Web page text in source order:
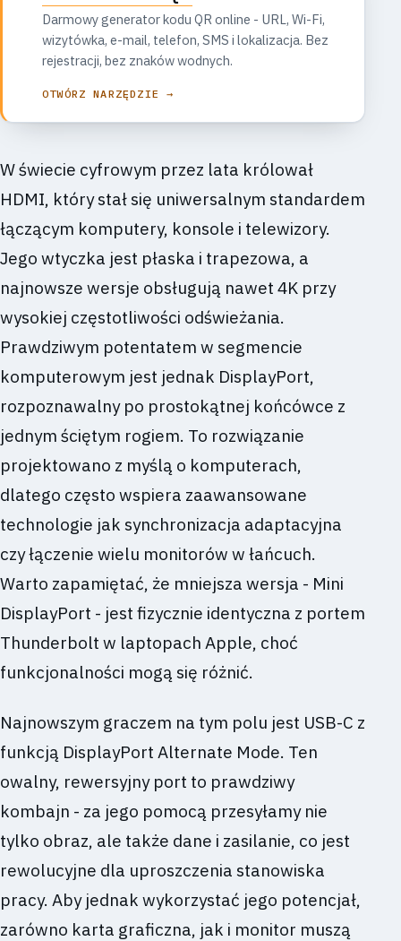
Darmowy generator kodu QR online - URL, Wi-Fi,
wizytówka, e-mail, telefon, SMS i lokalizacja. Bez
rejestracji, bez znaków wodnych.
OTWÓRZ NARZĘDZIE →
W świecie cyfrowym przez lata królował
HDMI, który stał się uniwersalnym standardem
łączącym komputery, konsole i telewizory.
Jego wtyczka jest płaska i trapezowa, a
najnowsze wersje obsługują nawet 4K przy
wysokiej częstotliwości odświeżania.
Prawdziwym potentatem w segmencie
komputerowym jest jednak DisplayPort,
rozpoznawalny po prostokątnej końcówce z
jednym ściętym rogiem. To rozwiązanie
projektowano z myślą o komputerach,
dlatego często wspiera zaawansowane
technologie jak synchronizacja adaptacyjna
czy łączenie wielu monitorów w łańcuch.
Warto zapamiętać, że mniejsza wersja - Mini
DisplayPort - jest fizycznie identyczna z portem
Thunderbolt w laptopach Apple, choć
funkcjonalności mogą się różnić.
Najnowszym graczem na tym polu jest USB-C z
funkcją DisplayPort Alternate Mode. Ten
owalny, rewersyjny port to prawdziwy
kombajn - za jego pomocą przesyłamy nie
tylko obraz, ale także dane i zasilanie, co jest
rewolucyjne dla uproszczenia stanowiska
pracy. Aby jednak wykorzystać jego potencjał,
zarówno karta graficzna, jak i monitor muszą